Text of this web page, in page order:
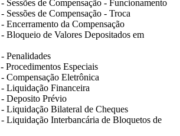
- Sessões de Compensação - Funcionamento
- Sessões de Compensação - Troca
- Encerramento da Compensação
- Bloqueio de Valores Depositados em
- Penalidades
- Procedimentos Especiais
- Compensação Eletrônica
- Liquidação Financeira
- Deposito Prévio
- Liquidação Bilateral de Cheques
- Liquidação Interbancária de Bloquetos de